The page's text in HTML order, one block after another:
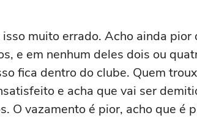
muito errado. Acho ainda
e em nenhum deles dois ou
fica dentro do clube. Quem
e acha que vai ser
O vazamento é pior, acho que é